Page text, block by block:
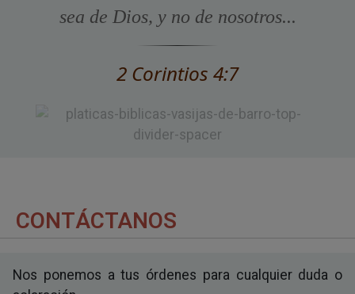
sea de Dios, y no de nosotros...
2 Corintios 4:7
CONTÁCTANOS
Nos ponemos a tus órdenes para cualquier duda o